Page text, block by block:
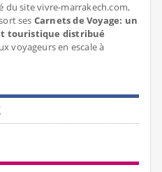
du site vivre-marrakech.com,
ses Carnets de Voyage: un
touristique distribué
voyageurs en escale à